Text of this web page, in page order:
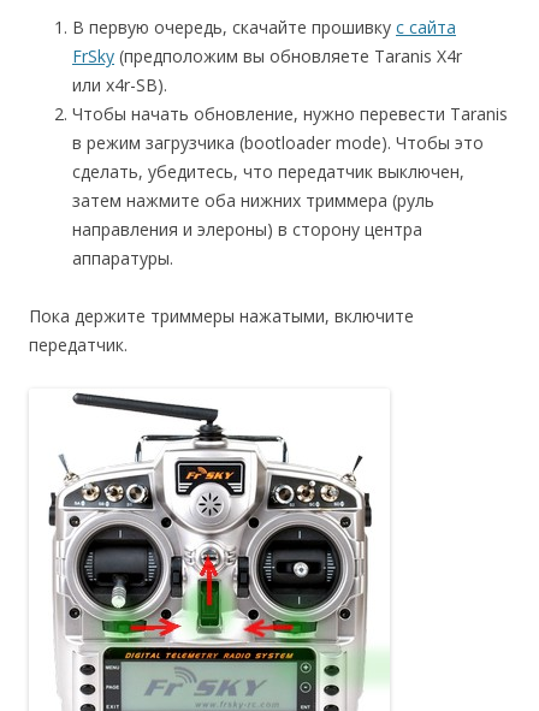
В первую очередь, скачайте прошивку с сайта
FrSky (предположим вы обновляете Taranis X4r
или x4r-SB).
Чтобы начать обновление, нужно перевести Taranis
в режим загрузчика (bootloader mode). Чтобы это
сделать, убедитесь, что передатчик выключен,
затем нажмите оба нижних триммера (руль
направления и элероны) в сторону центра
аппаратуры.
Пока держите триммеры нажатыми, включите
передатчик.